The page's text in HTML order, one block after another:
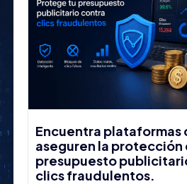
Encuentra plataformas
aseguren la protección
presupuesto
clics fraudulentos.